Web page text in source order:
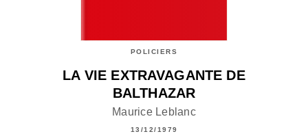
POLICIERS
LA VIE EXTRAVAGANTE DE
BALTHAZAR
Maurice Leblanc
13/12/1979